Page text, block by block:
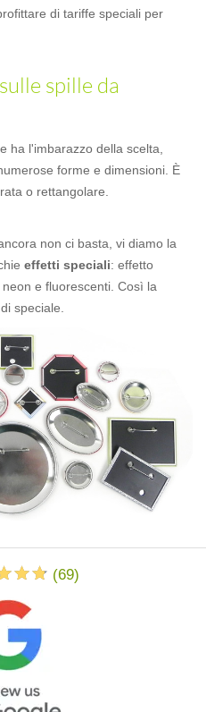
di tariffe speciali per
spille da
ha l'imbarazzo della scelta,
forme e dimensioni. È
o rettangolare.
non ci basta, vi diamo la
effetti speciali: effetto
e fluorescenti. Così la
speciale.
(69)